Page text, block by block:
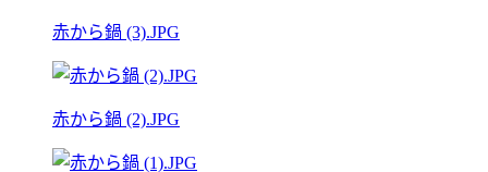
赤から鍋 (3).JPG
赤から鍋 (2).JPG